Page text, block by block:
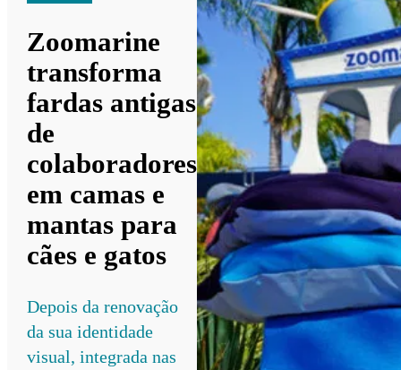
Zoomarine
transforma
fardas antigas
de
colaboradores
em camas e
mantas para
cães e gatos
Depois da renovação
da sua identidade
visual, integrada nas